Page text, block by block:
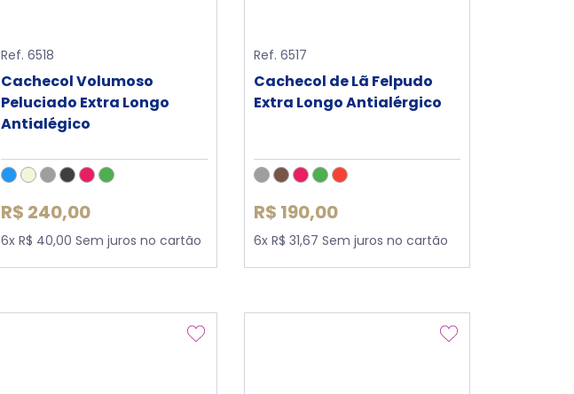
Ref. 6518
Cachecol Volumoso
Peluciado Extra Longo
Antialégico
R$ 240,00
6x R$ 40,00 Sem juros no cartão
Ref. 6517
Cachecol de Lã Felpudo
Extra Longo Antialérgico
R$ 190,00
6x R$ 31,67 Sem juros no cartão